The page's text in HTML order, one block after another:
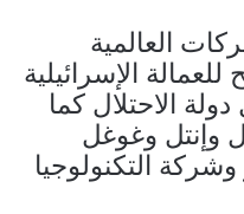
العالمية
الإسرائيلية
الاحتلال كما
وغوغل
التكنولوجيا